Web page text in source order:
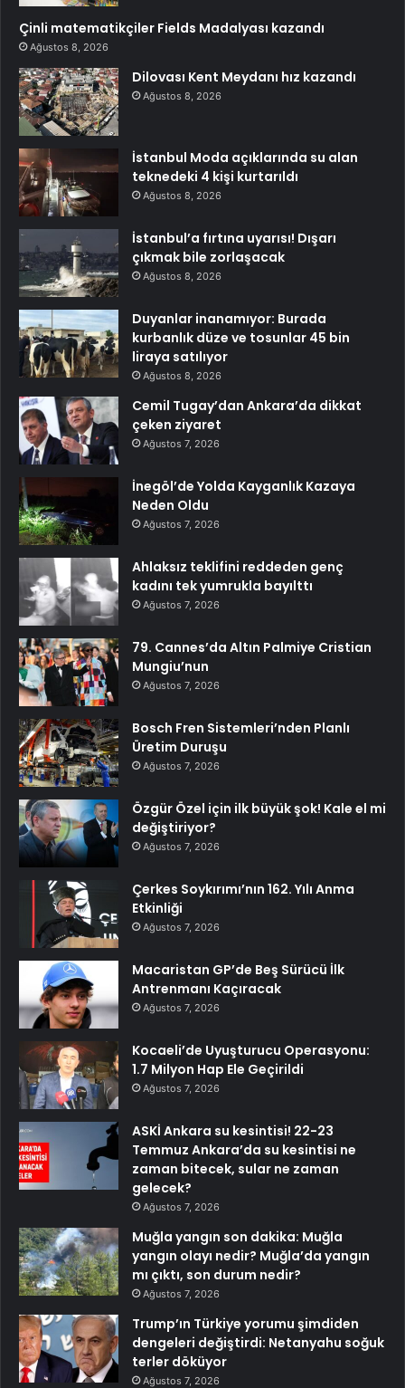
Çinli matematikçiler Fields Madalyası kazandı
Ağustos 8, 2026
Dilovası Kent Meydanı hız kazandı
Ağustos 8, 2026
İstanbul Moda açıklarında su alan
teknedeki 4 kişi kurtarıldı
Ağustos 8, 2026
İstanbul’a fırtına uyarısı! Dışarı
çıkmak bile zorlaşacak
Ağustos 8, 2026
Duyanlar inanamıyor: Burada
kurbanlık düze ve tosunlar 45 bin
liraya satılıyor
Ağustos 8, 2026
Cemil Tugay’dan Ankara’da dikkat
çeken ziyaret
Ağustos 7, 2026
İnegöl’de Yolda Kayganlık Kazaya
Neden Oldu
Ağustos 7, 2026
Ahlaksız teklifini reddeden genç
kadını tek yumrukla bayılttı
Ağustos 7, 2026
79. Cannes’da Altın Palmiye Cristian
Mungiu’nun
Ağustos 7, 2026
Bosch Fren Sistemleri’nden Planlı
Üretim Duruşu
Ağustos 7, 2026
Özgür Özel için ilk büyük şok! Kale el mi
değiştiriyor?
Ağustos 7, 2026
Çerkes Soykırımı’nın 162. Yılı Anma
Etkinliği
Ağustos 7, 2026
Macaristan GP’de Beş Sürücü İlk
Antrenmanı Kaçıracak
Ağustos 7, 2026
Kocaeli’de Uyuşturucu Operasyonu:
1.7 Milyon Hap Ele Geçirildi
Ağustos 7, 2026
ASKİ Ankara su kesintisi! 22-23
Temmuz Ankara’da su kesintisi ne
zaman bitecek, sular ne zaman
gelecek?
Ağustos 7, 2026
Muğla yangın son dakika: Muğla
yangın olayı nedir? Muğla’da yangın
mı çıktı, son durum nedir?
Ağustos 7, 2026
Trump’ın Türkiye yorumu şimdiden
dengeleri değiştirdi: Netanyahu soğuk
terler döküyor
Ağustos 7, 2026